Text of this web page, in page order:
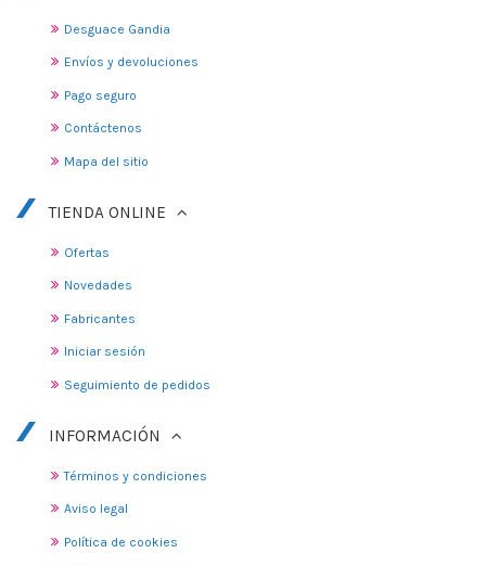
Desguace Gandia
Envíos y devoluciones
Pago seguro
Contáctenos
Mapa del sitio
TIENDA ONLINE
Ofertas
Novedades
Fabricantes
Iniciar sesión
Seguimiento de pedidos
INFORMACIÓN
Términos y condiciones
Aviso legal
Política de cookies